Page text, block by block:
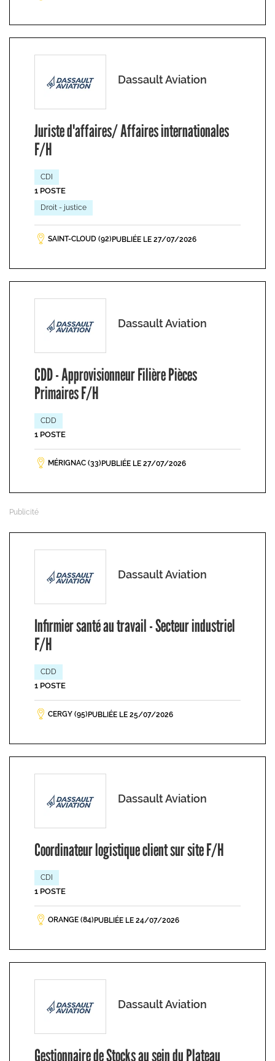
Dassault Aviation
Juriste d'affaires/ Affaires internationales
F/H
CDI
1 POSTE
Droit - justice
SAINT-CLOUD (92) PUBLIÉE LE 27/07/2026
Dassault Aviation
CDD - Approvisionneur Filière Pièces
Primaires F/H
CDD
1 POSTE
MÉRIGNAC (33) PUBLIÉE LE 27/07/2026
Dassault Aviation
Infirmier santé au travail - Secteur industriel
F/H
CDD
1 POSTE
CERGY (95) PUBLIÉE LE 25/07/2026
Dassault Aviation
Coordinateur logistique client sur site F/H
CDI
1 POSTE
ORANGE (84) PUBLIÉE LE 24/07/2026
Dassault Aviation
Gestionnaire de Stocks au sein du Plateau